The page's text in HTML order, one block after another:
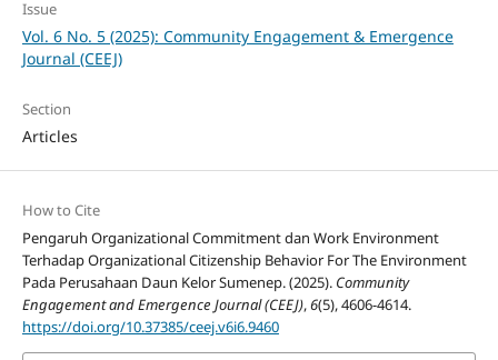
Issue
Vol. 6 No. 5 (2025): Community Engagement & Emergence
Journal (CEEJ)
Section
Articles
How to Cite
Pengaruh Organizational Commitment dan Work Environment
Terhadap Organizational Citizenship Behavior For The Environment
Pada Perusahaan Daun Kelor Sumenep. (2025). Community
Engagement and Emergence Journal (CEEJ),6(5), 4606-4614.
https://doi.org/10.37385/ceej.v6i6.9460